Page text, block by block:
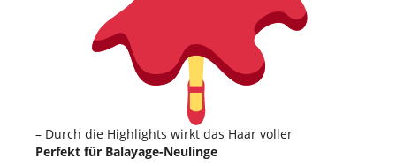
– Durch die Highlights wirkt das Haar voller
Perfekt für Balayage-Neulinge